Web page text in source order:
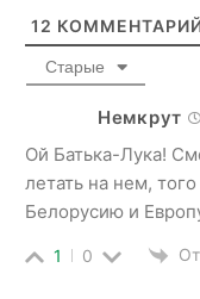
12
Старые
Немкрут
Ой Батька-Лука!
летать на нем,
Белорусию и
1 0